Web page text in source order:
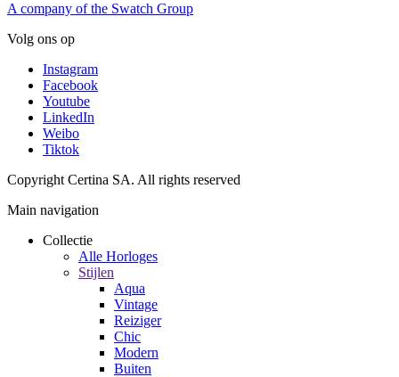
A company of the Swatch Group
Volg ons op
Instagram
Facebook
Youtube
LinkedIn
Weibo
Tiktok
Copyright Certina SA. All rights reserved
Main navigation
Collectie
Alle Horloges
Stijlen
Aqua
Vintage
Reiziger
Chic
Modern
Buiten